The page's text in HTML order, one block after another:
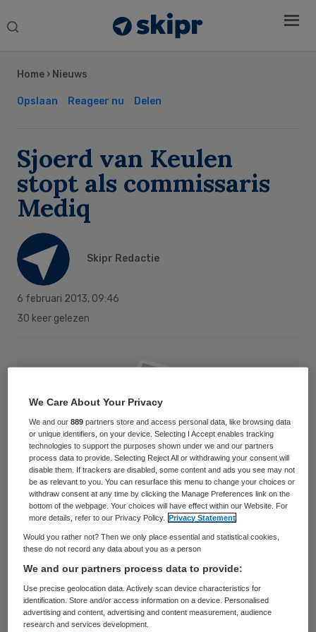
Search
Home › Nieuws
Opslaan Reageer nu Delen
Sjoerd van Keulen
stopt als commissaris
Mediq
Skipr Redactie
6 februari 2013, 09:46
30 keer gelezen
Sjoerd van Keulen heeft maandag zijn
functie neergelegd als commissaris van
Mediq. Directe aanleiding hiervoor is de
Sidebar
We Care About Your Privacy
We and our889 partners store and access personal data, like browsing data
or unique identifiers, on your device. Selecting I Accept enables tracking
technologies to support the purposes shown under we and our partners
process data to provide. Selecting Reject All or withdrawing your consent will
disable them. If trackers are disabled, some content and ads you see may not
be as relevant to you. You can resurface this menu to change your choices or
withdraw consent at any time by clicking the Manage Preferences link on the
bottom of the webpage. Your choices will have effect within our Website. For
more details, refer to our Privacy Policy.
Privacy Statement
Would you rather not? Then we only place essential and statistical cookies,
these do not record any data about you as a person
We and our partners process data to provide:
Use precise geolocation data. Actively scan device characteristics for
identification. Store and/or access information on a device. Personalised
advertising and content, advertising and content measurement, audience
research and services development.